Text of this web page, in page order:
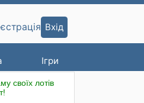
Ігри
Вхід
своїх лотів